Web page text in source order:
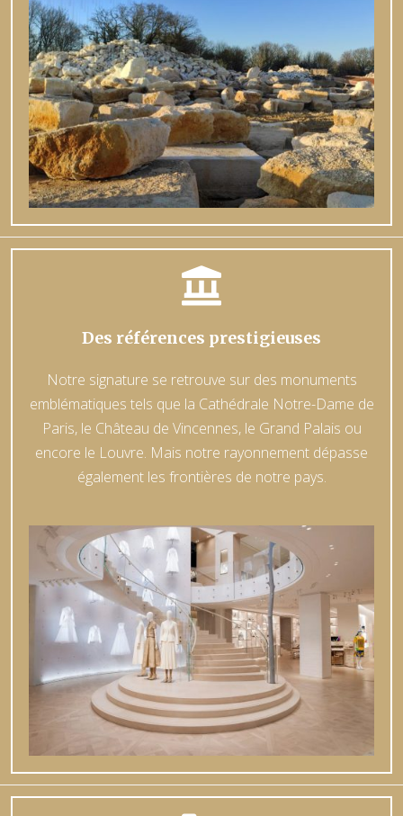

Des références prestigieuses
Notre signature se retrouve sur des monuments
emblématiques tels que la Cathédrale Notre-Dame de
Paris, le Château de Vincennes, le Grand Palais ou
encore le Louvre. Mais notre rayonnement dépasse
également les frontières de notre pays.